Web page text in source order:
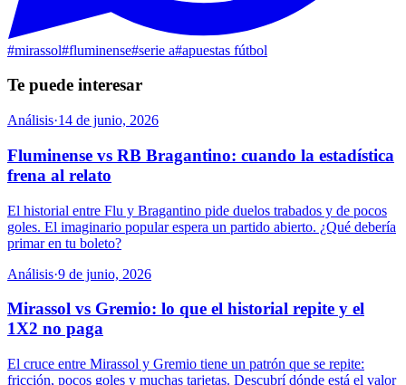
#mirassol#fluminense#serie a#apuestas fútbol
Te puede interesar
Análisis·14 de junio, 2026
Fluminense vs RB Bragantino: cuando la estadística
frena al relato
El historial entre Flu y Bragantino pide duelos trabados y de pocos
goles. El imaginario popular espera un partido abierto. ¿Qué debería
primar en tu boleto?
Análisis·9 de junio, 2026
Mirassol vs Gremio: lo que el historial repite y el
1X2 no paga
El cruce entre Mirassol y Gremio tiene un patrón que se repite:
fricción, pocos goles y muchas tarjetas. Descubrí dónde está el valor